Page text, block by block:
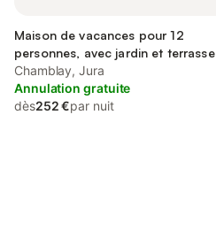
Maison de vacances pour 12
personnes, avec jardin et terrasse
Chamblay, Jura
Annulation gratuite
dès252 €par nuit